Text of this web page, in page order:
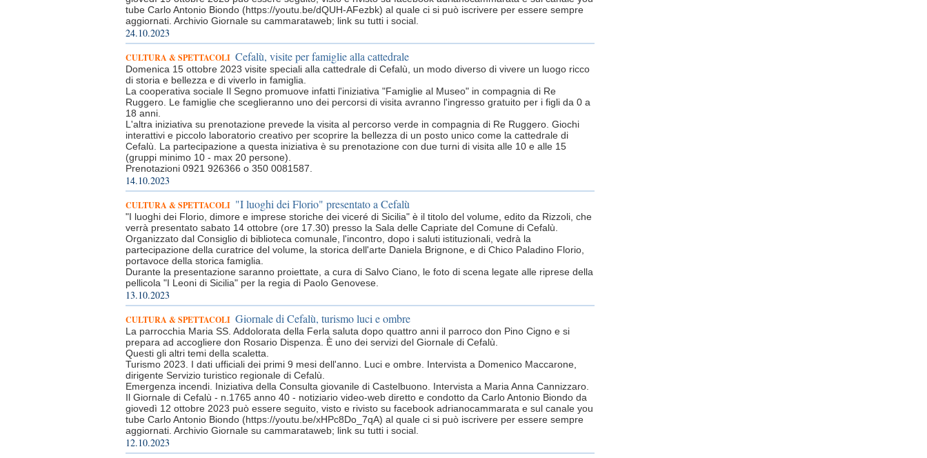
tube Carlo Antonio Biondo (https://youtu.be/dQUH-AFezbk) al quale ci si può iscrivere per essere sempre
aggiornati. Archivio Giornale su cammarataweb; link su tutti i social.
24.10.2023
CULTURA & SPETTACOLI Cefalù, visite per famiglie alla cattedrale
Domenica 15 ottobre 2023 visite speciali alla cattedrale di Cefalù, un modo diverso di vivere un luogo ricco
di storia e bellezza e di viverlo in famiglia.
La cooperativa sociale Il Segno promuove infatti l'iniziativa "Famiglie al Museo" in compagnia di Re
Ruggero. Le famiglie che sceglieranno uno dei percorsi di visita avranno l'ingresso gratuito per i figli da 0 a
18 anni.
L'altra iniziativa su prenotazione prevede la visita al percorso verde in compagnia di Re Ruggero. Giochi
interattivi e piccolo laboratorio creativo per scoprire la bellezza di un posto unico come la cattedrale di
Cefalù. La partecipazione a questa iniziativa è su prenotazione con due turni di visita alle 10 e alle 15
(gruppi minimo 10 - max 20 persone).
Prenotazioni 0921 926366 o 350 0081587.
14.10.2023
CULTURA & SPETTACOLI "I luoghi dei Florio" presentato a Cefalù
"I luoghi dei Florio, dimore e imprese storiche dei viceré di Sicilia" è il titolo del volume, edito da Rizzoli, che
verrà presentato sabato 14 ottobre (ore 17.30) presso la Sala delle Capriate del Comune di Cefalù.
Organizzato dal Consiglio di biblioteca comunale, l'incontro, dopo i saluti istituzionali, vedrà la
partecipazione della curatrice del volume, la storica dell'arte Daniela Brignone, e di Chico Paladino Florio,
portavoce della storica famiglia.
Durante la presentazione saranno proiettate, a cura di Salvo Ciano, le foto di scena legate alle riprese della
pellicola "I Leoni di Sicilia" per la regia di Paolo Genovese.
13.10.2023
CULTURA & SPETTACOLI Giornale di Cefalù, turismo luci e ombre
La parrocchia Maria SS. Addolorata della Ferla saluta dopo quattro anni il parroco don Pino Cigno e si
prepara ad accogliere don Rosario Dispenza. È uno dei servizi del Giornale di Cefalù.
Questi gli altri temi della scaletta.
Turismo 2023. I dati ufficiali dei primi 9 mesi dell'anno. Luci e ombre. Intervista a Domenico Maccarone,
dirigente Servizio turistico regionale di Cefalù.
Emergenza incendi. Iniziativa della Consulta giovanile di Castelbuono. Intervista a Maria Anna Cannizzaro.
Il Giornale di Cefalù - n.1765 anno 40 - notiziario video-web diretto e condotto da Carlo Antonio Biondo da
giovedì 12 ottobre 2023 può essere seguito, visto e rivisto su facebook adrianocammarata e sul canale you
tube Carlo Antonio Biondo (https://youtu.be/xHPc8Do_7qA) al quale ci si può iscrivere per essere sempre
aggiornati. Archivio Giornale su cammarataweb; link su tutti i social.
12.10.2023